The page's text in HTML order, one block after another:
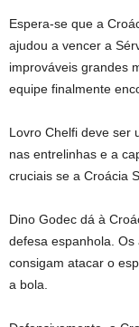
Espera-se que a
ajudou a vencer a
improváveis ​​grandes
equipe finalmente
Lovro Chelfi deve ser
nas entrelinhas e a
cruciais se a Croácia
Dino Godec dá à
defesa espanhola.
consigam atacar o
a bola.